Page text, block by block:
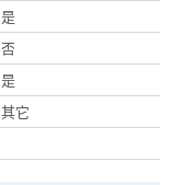
是
否
是
其它